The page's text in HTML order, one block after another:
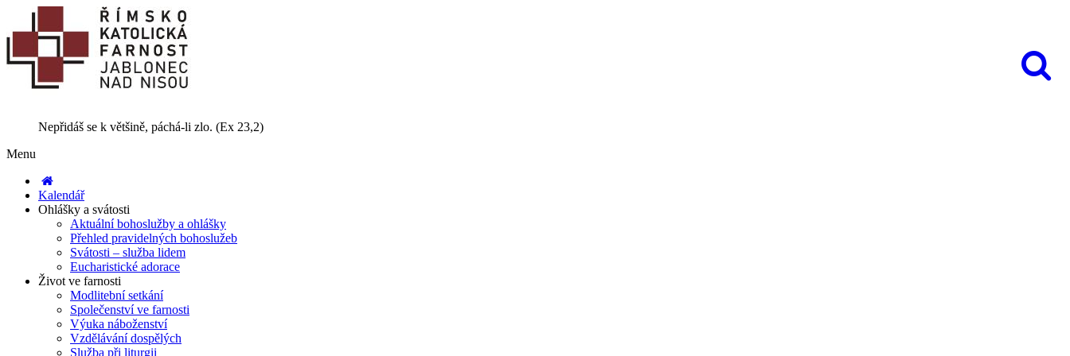
Nepřidáš se k většině, páchá-li zlo. (Ex 23,2)
Menu
Kalendář
Ohlášky a svátosti
Aktuální bohoslužby a ohlášky
Přehled pravidelných bohoslužeb
Svátosti – služba lidem
Eucharistické adorace
Život ve farnosti
Modlitební setkání
Společenství ve farnosti
Výuka náboženství
Vzdělávání dospělých
Služba při liturgii